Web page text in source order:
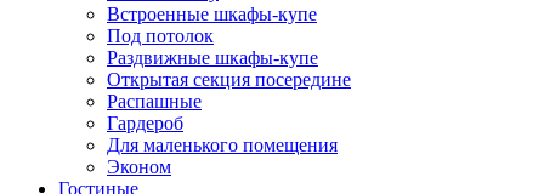
Встроенные шкафы-купе
Под потолок
Раздвижные шкафы-купе
Открытая секция посередине
Распашные
Гардероб
Для маленького помещения
Эконом
Гостиные